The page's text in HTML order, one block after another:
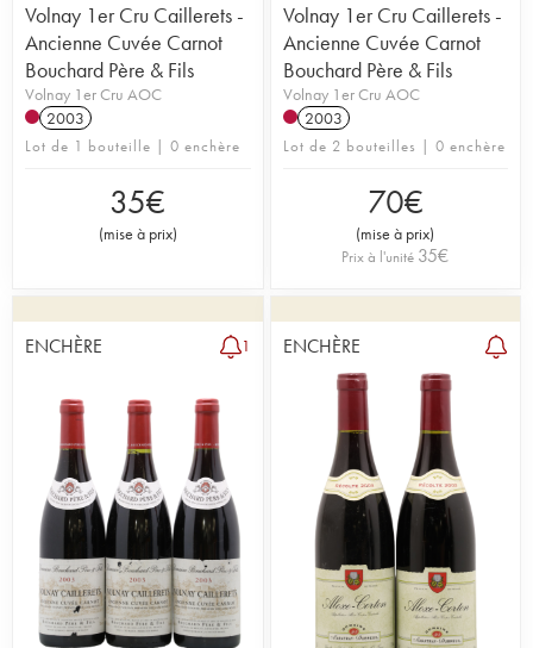
Volnay 1er Cru Caillerets -
Ancienne Cuvée Carnot
Bouchard Père & Fils
Volnay 1er Cru AOC
2003
Lot de 1 bouteille | 0 enchère
35€
(mise à prix)
Volnay 1er Cru Caillerets -
Ancienne Cuvée Carnot
Bouchard Père & Fils
Volnay 1er Cru AOC
2003
Lot de 2 bouteilles | 0 enchère
70€
(mise à prix)
Prix à l'unité 35€
ENCHÈRE 1 ENCHÈRE